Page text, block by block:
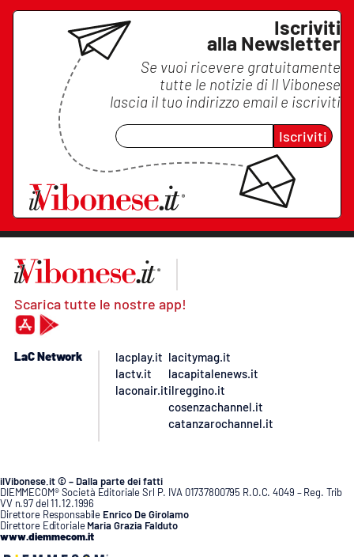
Iscriviti
alla Newsletter
Se vuoi ricevere gratuitamente
tutte le notizie di Il Vibonese
lascia il tuo indirizzo email e iscriviti
Iscriviti
Scarica tutte le nostre app!
LaC Network
lacplay.it
lactv.it
laconair.it
lacitymag.it
lacapitalenews.it
ilreggino.it
cosenzachannel.it
catanzarochannel.it
ilVibonese.it © – Dalla parte dei fatti
DIEMMECOM® Società Editoriale Srl P. IVA 01737800795 R.O.C. 4049 – Reg. Trib
VV n.97 del 11.12.1996
Direttore Responsabile Enrico De Girolamo
Direttore Editoriale Maria Grazia Falduto
www.diemmecom.it